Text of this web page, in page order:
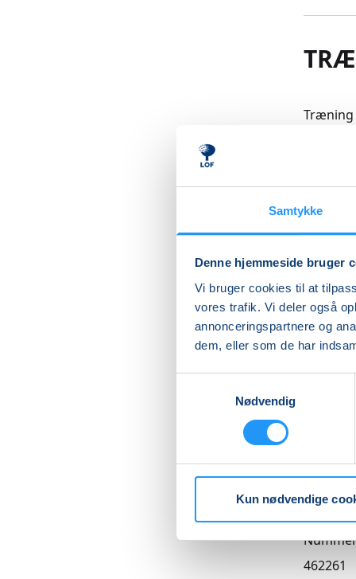
Samtykke
Denne hjemmeside bruger
Vi bruger cookies til at
vores trafik. Vi deler også
annonceringspartnere og
dem, eller som de har
Nødvendig
Kun nødvendige
Træning
OBS!
en
Læs
Betal med
DKK
Info
462261